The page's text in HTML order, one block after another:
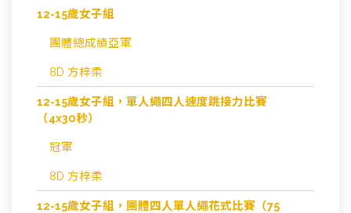
12-15歲女子組
團體總成績亞軍
8D 方梓柔
12-15歲女子組，單人繩四人速度跳接力比賽
（4x30秒）
冠軍
8D 方梓柔
12-15歲女子組，團體四人單人繩花式比賽（75